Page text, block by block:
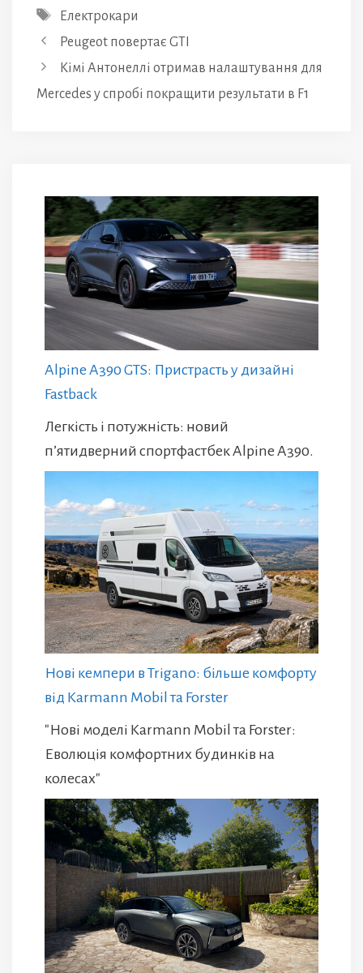
Позначки
Електрокари
Peugeot повертає GTI
Кімі Антонеллі отримав налаштування для
Mercedes у спробі покращити результати в F1
Alpine A390 GTS: Пристрасть у дизайні
Fastback
Легкість і потужність: новий
п’ятидверний спортфастбек Alpine A390.
Нові кемпери в Trigano: більше комфорту
від Karmann Mobil та Forster
"Нові моделі Karmann Mobil та Forster:
Еволюція комфортних будинків на
колесах"